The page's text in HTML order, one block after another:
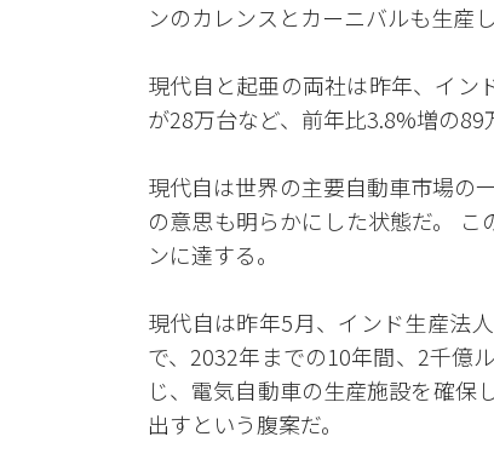
ンのカレンスとカーニバルも生産し
現代自と起亜の両社は昨年、イン
が28万台など、前年比3.8%増の89
現代自は世界の主要自動車市場の
の意思も明らかにした状態だ。
ンに達する。
現代自は昨年5月、インド生産法
で、2032年までの10年間、2千億
じ、電気自動車の生産施設を確保
出すという腹案だ。